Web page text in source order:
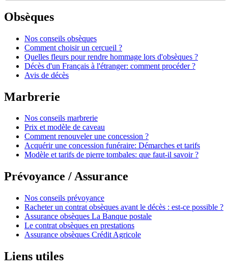
Obsèques
Nos conseils obsèques
Comment choisir un cercueil ?
Quelles fleurs pour rendre hommage lors d'obsèques ?
Décès d'un Français à l'étranger: comment procéder ?
Avis de décès
Marbrerie
Nos conseils marbrerie
Prix et modèle de caveau
Comment renouveler une concession ?
Acquérir une concession funéraire: Démarches et tarifs
Modèle et tarifs de pierre tombales: que faut-il savoir ?
Prévoyance / Assurance
Nos conseils prévoyance
Racheter un contrat obsèques avant le décès : est-ce possible ?
Assurance obsèques La Banque postale
Le contrat obsèques en prestations
Assurance obsèques Crédit Agricole
Liens utiles